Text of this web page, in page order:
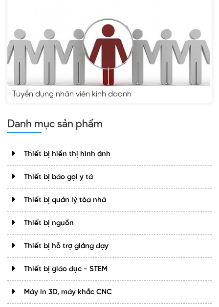
Tuyển dụng nhân viên kinh doanh
Danh mục sản phẩm
Thiết bị hiển thị hình ảnh
Thiết bị báo gọi y tá
Thiết bị quản lý tòa nhà
Thiết bị nguồn
Thiết bị hỗ trợ giảng dạy
Thiết bị giáo dục - STEM
Máy in 3D, máy khắc CNC